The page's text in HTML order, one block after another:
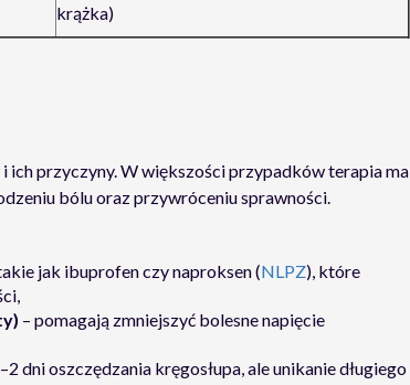
krążka)
ich przyczyny. W większości przypadków terapia ma
bólu oraz przywróceniu sprawności.
jak ibuprofen czy naproksen (NLPZ), które
– pomagają zmniejszyć bolesne napięcie
dni oszczędzania kręgosłupa, ale unikanie długiego